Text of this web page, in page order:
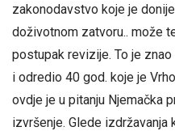
zakonodavstvo koje je
doživotnom zatvoru.. može
postupak revizije. To je
i odredio 40 god. koje je
ovdje je u pitanju Njemačka
izvršenje. Glede izdržavanja